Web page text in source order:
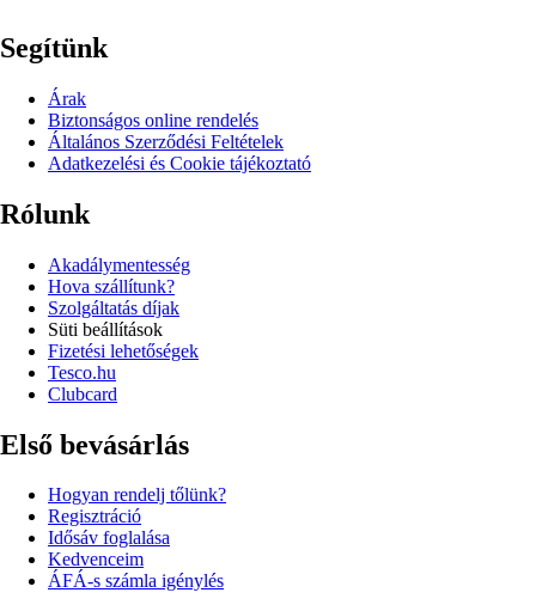
Segítünk
Árak
Biztonságos online rendelés
Általános Szerződési Feltételek
Adatkezelési és Cookie tájékoztató
Rólunk
Akadálymentesség
Hova szállítunk?
Szolgáltatás díjak
Süti beállítások
Fizetési lehetőségek
Tesco.hu
Clubcard
Első bevásárlás
Hogyan rendelj tőlünk?
Regisztráció
Idősáv foglalása
Kedvenceim
ÁFÁ-s számla igénylés